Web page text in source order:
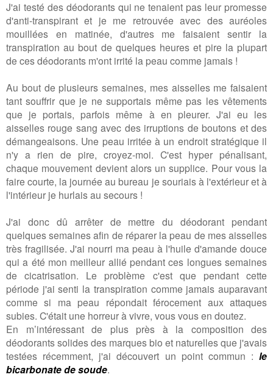
J'ai testé des déodorants qui ne tenaient pas leur promesse
d'anti-transpirant et je me retrouvée avec des auréoles
mouillées en matinée, d'autres me faisaient sentir la
transpiration au bout de quelques heures et pire la plupart
de ces déodorants m'ont irrité la peau comme jamais !
Au bout de plusieurs semaines, mes aisselles me faisaient
tant souffrir que je ne supportais même pas les vêtements
que je portais, parfois même à en pleurer. J'ai eu les
aisselles rouge sang avec des irruptions de boutons et des
démangeaisons. Une peau irritée à un endroit stratégique il
n'y a rien de pire, croyez-moi. C'est hyper pénalisant,
chaque mouvement devient alors un supplice. Pour vous la
faire courte, la journée au bureau je souriais à l'extérieur et à
l'intérieur je hurlais au secours !
J'ai donc dû arrêter de mettre du déodorant pendant
quelques semaines afin de réparer la peau de mes aisselles
très fragilisée. J'ai nourri ma peau à l'huile d'amande douce
qui a été mon meilleur allié pendant ces longues semaines
de cicatrisation. Le problème c'est que pendant cette
période j'ai senti la transpiration comme jamais auparavant
comme si ma peau répondait férocement aux attaques
subies. C'était une horreur à vivre, vous vous en doutez.
En m’intéressant de plus près à la composition des
déodorants solides des marques bio et naturelles que j'avais
testées récemment, j'ai découvert un point commun : le
bicarbonate de soude.